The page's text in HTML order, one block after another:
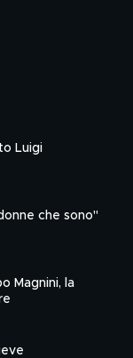
Luigi
che sono"
Magnini, la